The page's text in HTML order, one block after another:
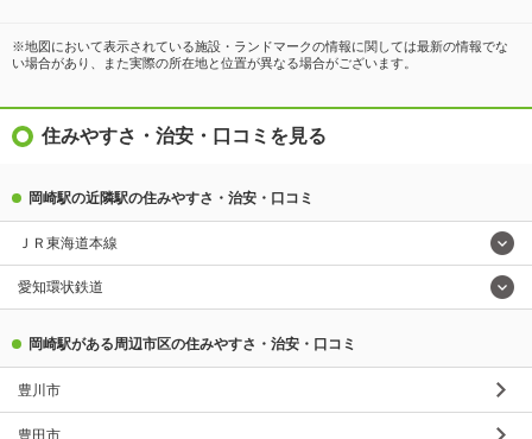
※地図において表示されている施設・ランドマークの情報に関しては最新の情報でな
い場合があり、また実際の所在地と位置が異なる場合がございます。
住みやすさ・治安・口コミを見る
岡崎駅の近隣駅の住みやすさ・治安・口コミ
ＪＲ東海道本線
愛知環状鉄道
岡崎駅がある周辺市区の住みやすさ・治安・口コミ
豊川市
豊田市